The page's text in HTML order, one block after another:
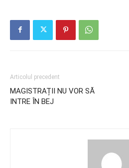
Articolul precedent
MAGISTRAȚII NU VOR SĂ
INTRE ÎN BEJ